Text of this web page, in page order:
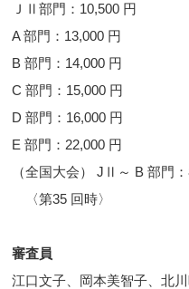
ＪⅡ部門：10,500 円
A 部門：13,000 円
B 部門：14,000 円
C 部門：15,000 円
D 部門：16,000 円
E 部門：22,000 円
（全国大会） JⅡ～ B 部門
〈第35 回時〉
審査員
江口文子、岡本美智子、北